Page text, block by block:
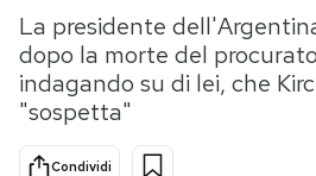
Tecnologia
Internet
Scienza
Cultura
Economia
La presidente
dopo la morte del
indagando su di lei, che
"sospetta"
Condividi